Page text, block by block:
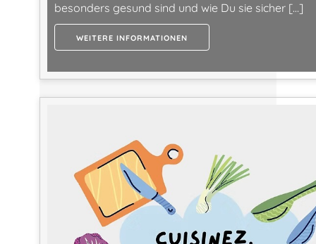
besonders gesund sind und wie Du sie sicher […]
WEITERE INFORMATIONEN